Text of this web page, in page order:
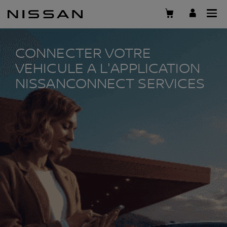
au
principal
CONNECTER VOTRE
VEHICULE A L'APPLICATION
NISSANCONNECT SERVICES